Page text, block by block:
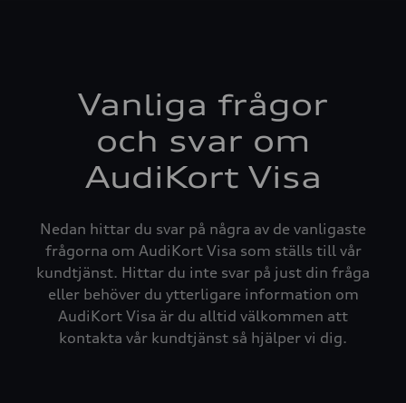
Vanliga frågor
och svar om
AudiKort Visa
Nedan hittar du svar på några av de vanligaste
frågorna om AudiKort Visa som ställs till vår
kundtjänst. Hittar du inte svar på just din fråga
eller behöver du ytterligare information om
AudiKort Visa är du alltid välkommen att
kontakta vår kundtjänst så hjälper vi dig.